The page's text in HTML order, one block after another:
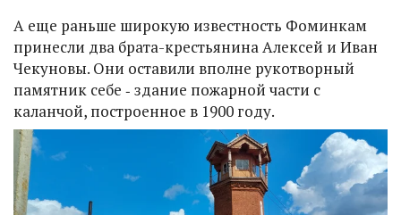
А еще раньше широкую известность Фоминкам
принесли два брата-крестьянина Алексей и Иван
Чекуновы. Они оставили вполне рукотворный
памятник себе ‑ здание пожарной части с
каланчой, построенное в 1900 году.